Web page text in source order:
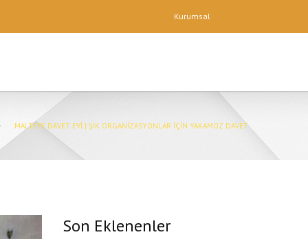
Kurumsal
MALTEPE DAVET EVI | ŞIK ORGANIZASYONLAR İÇIN YAKAMOZ DAVET
Son Eklenenler